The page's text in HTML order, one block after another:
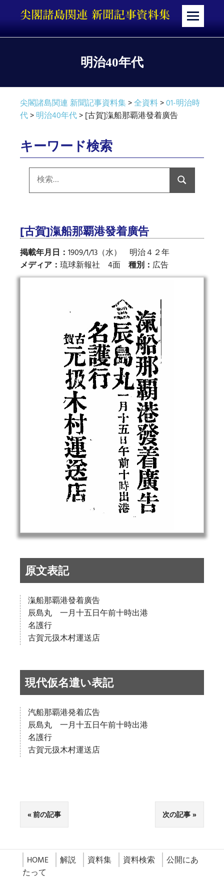
テ
メ
明治40年代
尖閣諸島関連 新聞記事資料集>全資料>01-明治時
代>明治40年代>[古賀]滊船那覇港發着廣告
キーワード検索
索:
検
索
[古賀]滊船那覇港發着廣告
掲載年月日： 1909/1/13（水） 明治４２年
メディア： 琉球新報社 4面 種別： 広告
原文表記
滊船那覇港發着廣告
辰島丸 一月十五日午前十時出港
名護行
古賀元扱木村運送店
現代仮名遣い表記
汽船那覇港発着広告
辰島丸 一月十五日午前十時出港
名護行
古賀元扱木村運送店
前の記事 次の記事
HOME 解説 資料集 資料検索
公開にあ
たって